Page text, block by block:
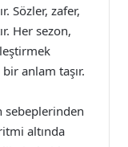
Sözler, zafer,
Her sezon,
anlam taşır.
sebeplerinden
altında